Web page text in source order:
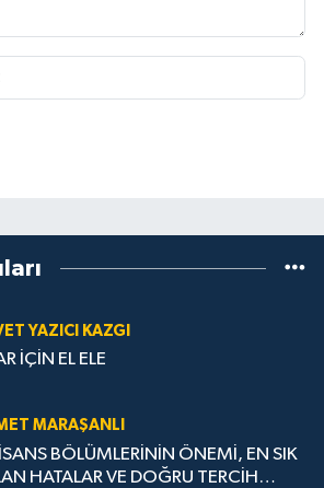
YAZICI KAZGI
İÇİN EL ELE
MARAŞANLI
BÖLÜMLERİNİN ÖNEMİ, EN SIK
HATALAR VE DOĞRU TERCİH